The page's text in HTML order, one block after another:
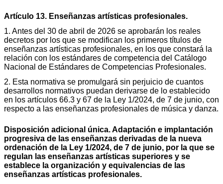
Artículo 13. Enseñanzas artísticas profesionales.
1. Antes del 30 de abril de 2026 se aprobarán los reales
decretos por los que se modifican los primeros títulos de
enseñanzas artísticas profesionales, en los que constará la
relación con los estándares de competencia del Catálogo
Nacional de Estándares de Competencias Profesionales.
2. Esta normativa se promulgará sin perjuicio de cuantos
desarrollos normativos puedan derivarse de lo establecido
en los artículos 66.3 y 67 de la Ley 1/2024, de 7 de junio, con
respecto a las enseñanzas profesionales de música y danza.
Disposición adicional única. Adaptación e implantación
progresiva de las enseñanzas derivadas de la nueva
ordenación de la Ley 1/2024, de 7 de junio, por la que se
regulan las enseñanzas artísticas superiores y se
establece la organización y equivalencias de las
enseñanzas artísticas profesionales.